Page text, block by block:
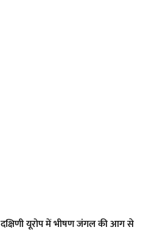
दक्षिणी यूरोप में भीषण जंगल की आग से